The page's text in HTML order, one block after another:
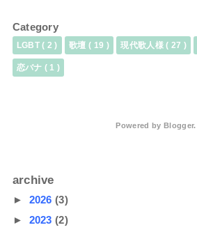
Category
LGBT( 2 ) 歌壇( 19 ) 現代歌人様( 27 )
恋バナ ( 1 )
Powered by Blogger.
archive
► 2026(3)
► 2023(2)